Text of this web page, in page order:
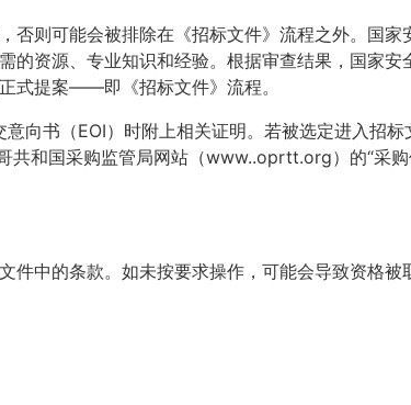
，否则可能会被排除在《招标文件》流程之外。国家
的资源、专业知识和经验。根据审查结果，国家安
式提案——即《招标文件》流程。
意向书（EOI）时附上相关证明。若被选定进入招标
共和国采购监管局网站（www..oprtt.org）的“采
件中的条款。如未按要求操作，可能会导致资格被